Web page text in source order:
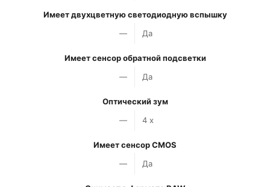
Имеет двухцветную светодиодную вспышку
—
Да
Имеет сенсор обратной подсветки
—
Да
Оптический зум
—
4 x
Имеет сенсор CMOS
—
Да